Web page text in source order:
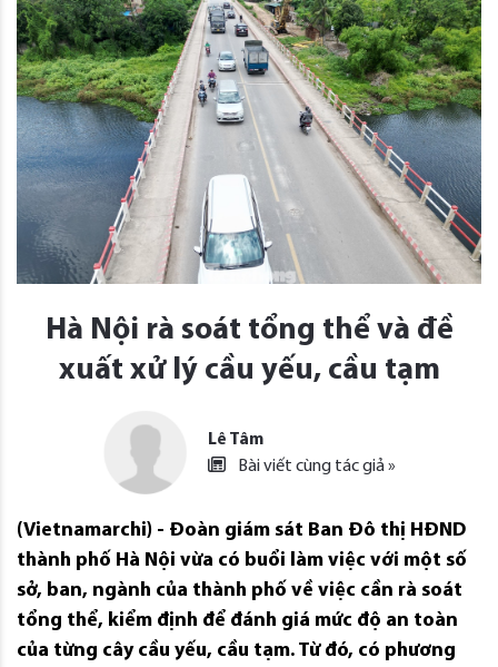
Hà Nội rà soát tổng thể và đề
xuất xử lý cầu yếu, cầu tạm
Lê Tâm
Bài viết cùng tác giả »
(Vietnamarchi) - Đoàn giám sát Ban Đô thị HĐND
thành phố Hà Nội vừa có buổi làm việc với một số
sở, ban, ngành của thành phố về việc cần rà soát
tổng thể, kiểm định để đánh giá mức độ an toàn
của từng cây cầu yếu, cầu tạm. Từ đó, có phương